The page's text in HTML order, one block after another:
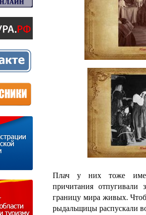
Плач у них тоже
причитания
границу мира живых.
рыдальщицы распускали